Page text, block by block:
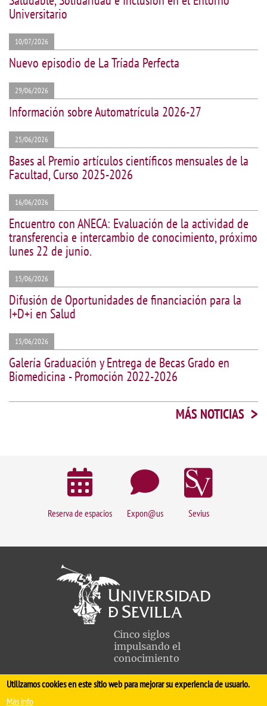
Universitario
10/07/2026
Nuevo episodio de La Tríada Perfecta
29/06/2026
Información sobre Automatrícula 2026-27
25/06/2026
Bases al Premio artículos científicos mensuales de la
Facultad, Curso 2025-2026
16/06/2026
Encuentro con ANECA: Evaluación de la actividad de
transferencia e intercambio de conocimiento, próximo
lunes 22 de junio.
15/06/2026
Difusión de Oportunidades de financiación para la
I+D+i en Salud
15/06/2026
Galería Graduación y Entrega de Becas Grado en
Biomedicina - Promoción 2022-2026
MÁS NOTICIAS >
Reserva de espacios Expon@us Sevius
Cinco siglos
impulsando el
conocimiento
FACULTAD DE MEDICINA
Utilizamos cookies en este sitio web para mejorar su experiencia de usuario.
Más info